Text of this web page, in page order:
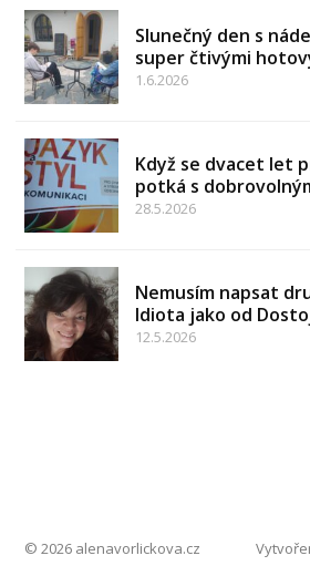
Slunečný den s
super čtivými
1.6.2026
Když se dvacet let
potká s
28.5.2026
Nemusím napsat
Idiota jako od
12.5.2026
© 2026 alenavorlickova.cz